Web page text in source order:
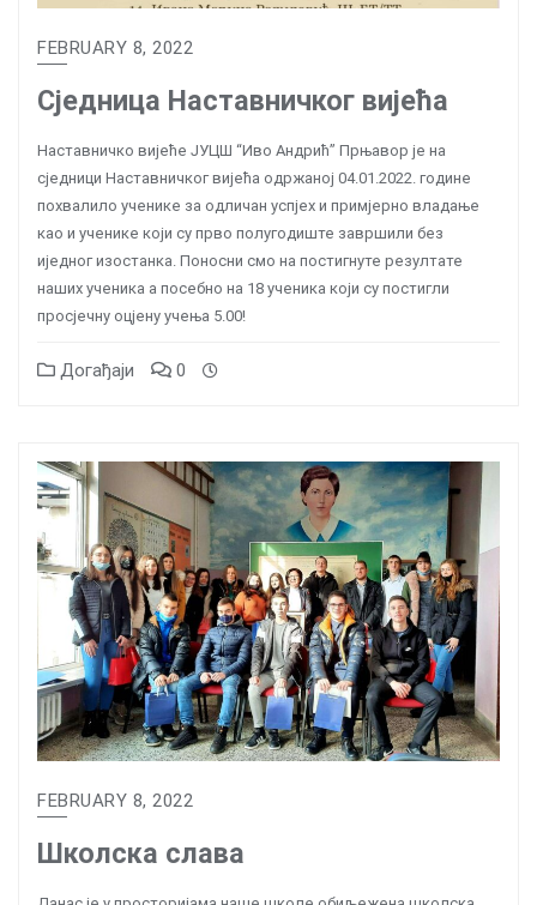
FEBRUARY 8, 2022
Сједница Наставничког вијећа
Наставничко вијеће ЈУЦШ “Иво Андрић” Прњавор је на
сједници Наставничког вијећа одржаној 04.01.2022. године
похвалило ученике за одличан успјех и примјерно владање
као и ученике који су прво полугодиште завршили без
иједног изостанка. Поносни смо на постигнуте резултате
наших ученика a посебно на 18 ученика који су постигли
просјечну оцјену учења 5.00!
Догађаји 0
FEBRUARY 8, 2022
Школска слава